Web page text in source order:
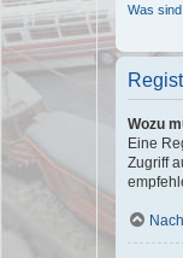
Was
Wozu
Eine
Zugriff